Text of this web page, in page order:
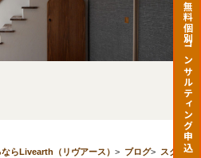
無料個別コンサルティング申込
らLivearth（リヴアース）> ブログ> スク